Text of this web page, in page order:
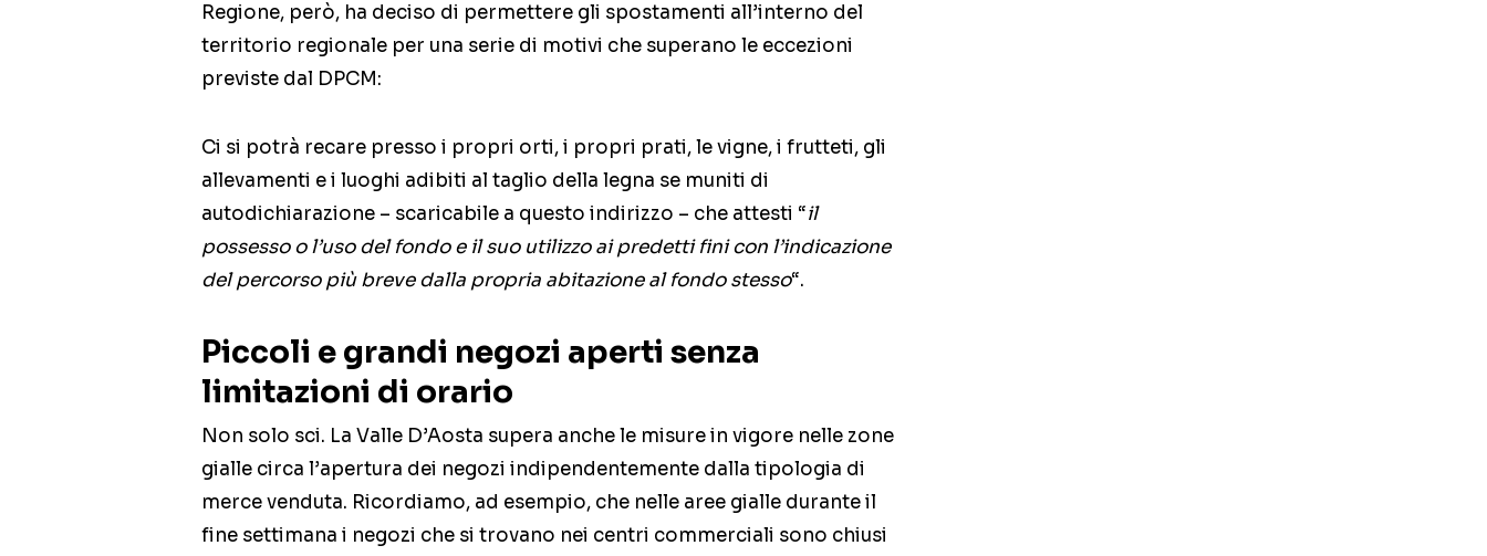
Regione, però, ha deciso di permettere gli spostamenti all’interno del
territorio regionale per una serie di motivi che superano le eccezioni
previste dal DPCM:
Ci si potrà recare presso i propri orti, i propri prati, le vigne, i frutteti, gli
allevamenti e i luoghi adibiti al taglio della legna se muniti di
autodichiarazione – scaricabile a questo indirizzo – che attesti “il
possesso o l’uso del fondo e il suo utilizzo ai predetti fini con l’indicazione
del percorso più breve dalla propria abitazione al fondo stesso“.
Piccoli e grandi negozi aperti senza
limitazioni di orario
Non solo sci. La Valle D’Aosta supera anche le misure in vigore nelle zone
gialle circa l’apertura dei negozi indipendentemente dalla tipologia di
merce venduta. Ricordiamo, ad esempio, che nelle aree gialle durante il
fine settimana i negozi che si trovano nei centri commerciali sono chiusi